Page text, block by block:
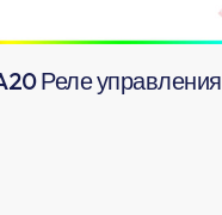
Реле управления